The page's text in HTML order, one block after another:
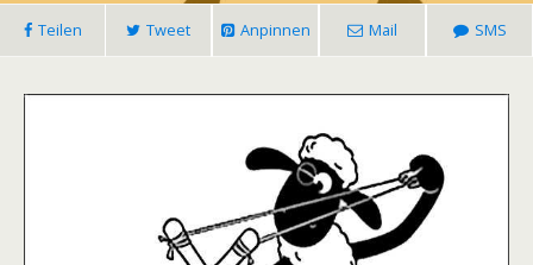
Teilen Tweet Anpinnen Mail SMS